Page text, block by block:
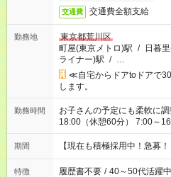
交通費 交通費全額支給
勤務地
東京都荒川区
町屋(東京メトロ)駅 / 日暮
ライナー)駅 / …
≪自宅からドアtoドアで
します。
勤務時間
お子さんの予定にも柔軟に調整可能です
18:00（休憩60分） 7:00～
19:00（休憩60分） ※Wワーク希望の方へ 今ご覧のお仕事で希
望する勤務時間と、もう1つ
期間 【現在も積極採用中！急募
特徴 履歴書不要 / 40～50代活躍中